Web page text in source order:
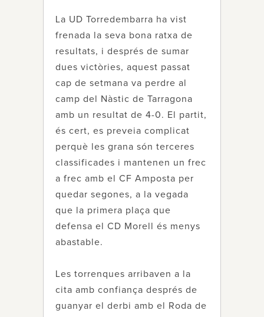
La UD Torredembarra ha vist
frenada la seva bona ratxa de
resultats, i després de sumar
dues victòries, aquest passat
cap de setmana va perdre al
camp del Nàstic de Tarragona
amb un resultat de 4-0. El partit,
és cert, es preveia complicat
perquè les grana són terceres
classificades i mantenen un frec
a frec amb el CF Amposta per
quedar segones, a la vegada
que la primera plaça que
defensa el CD Morell és menys
abastable.
Les torrenques arribaven a la
cita amb confiança després de
guanyar el derbi amb el Roda de